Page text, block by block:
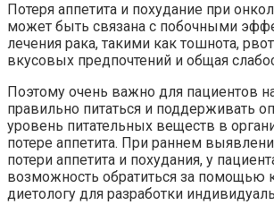
Потеря аппетита и похудание при
может быть связана с побочными
лечения рака, такими как тошнота,
вкусовых предпочтений и общая
Поэтому очень важно для пациентов
правильно питаться и поддерживать
уровень питательных веществ в
потере аппетита. При раннем
потери аппетита и похудания, у
возможность обратиться за помощью
диетологу для разработки